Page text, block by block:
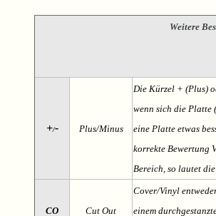
Weitere
+/- Plus/Minus
Die Kürzel + (Plus)
wenn sich die Platte
eine Platte etwas
korrekte Bewertung
Bereich, so lautet
CO Cut Out
Cover/Vinyl
einem